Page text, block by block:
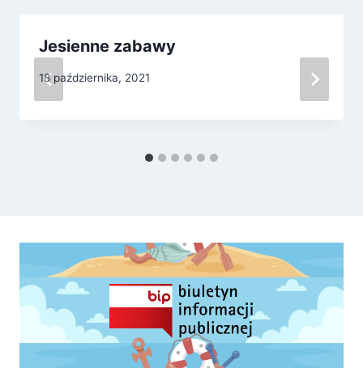
Jesienne zabawy
18 października, 2021